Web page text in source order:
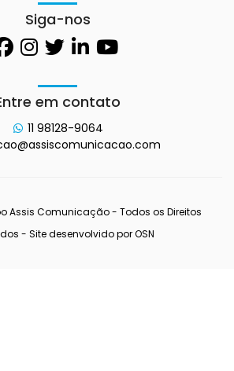
Siga-nos
em contato
11 98128-9064
Assis Comunicação - Todos os Direitos
- Site desenvolvido porOSN